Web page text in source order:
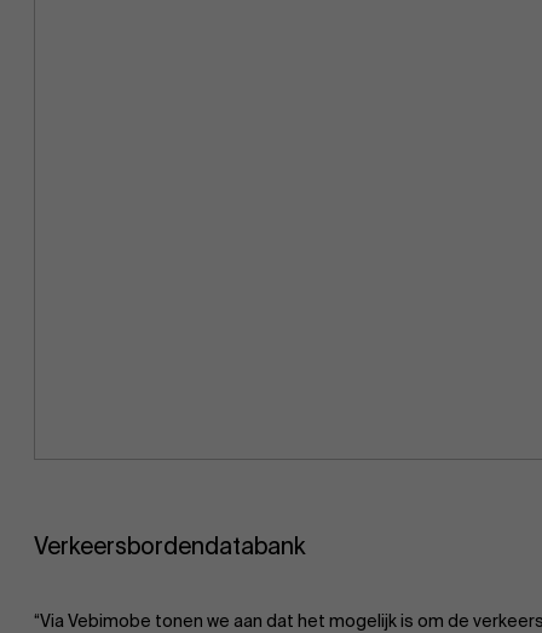
Verkeersbordendatabank
“Via Vebimobe tonen we aan dat het mogelijk is om de